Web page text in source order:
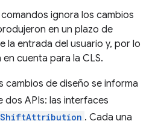
ignora los cambios
en un plazo de
la entrada del usuario y, por lo
cuenta para la CLS.
cambios de diseño se informa
dos APIs: las interfaces
. Cada una